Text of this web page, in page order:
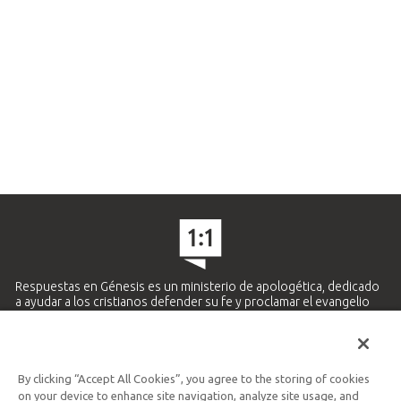
Respuestas en Génesis es un ministerio de apologética, dedicado
a ayudar a los cristianos defender su fe y proclamar el evangelio
Ministerio Hispano y Latinoamericano
By clicking “Accept All Cookies”, you agree to the storing of cookies
on your device to enhance site navigation, analyze site usage, and